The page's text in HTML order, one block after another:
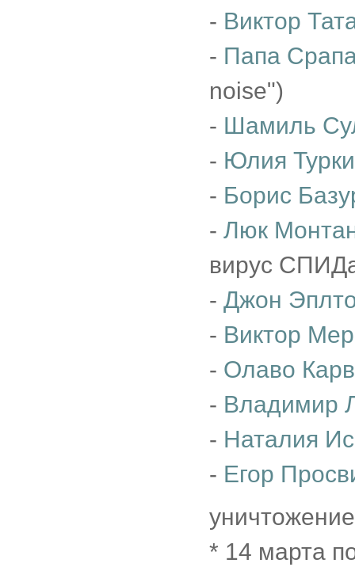
- Виктор
- Папа
noise")
- Шамиль
- Юлия
- Борис
- Люк
вирус
- Джон
- Виктор
- Олаво
- Владимир
- Наталия
- Егор
* 14 марта